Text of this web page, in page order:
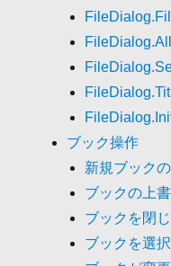
ブック操作
新規ブック
ブックの上
ブックを閉
ブックを選